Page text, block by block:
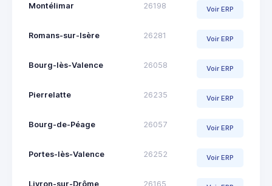
Montélimar 26198 Voir ERP
Romans-sur-Isère 26281 Voir ERP
Bourg-lès-Valence 26058 Voir ERP
Pierrelatte 26235 Voir ERP
Bourg-de-Péage 26057 Voir ERP
Portes-lès-Valence 26252 Voir ERP
Livron-sur-Drôme 26165